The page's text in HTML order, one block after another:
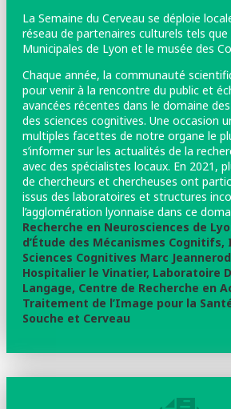
La Semaine du Cerveau se déploie
réseau de partenaires culturels tels
Municipales de Lyon et le musée des
Chaque année, la communauté
pour venir à la rencontre du public et
avancées récentes dans le domaine
des sciences cognitives. Une occasion
multiples facettes de notre organe le
s’informer sur les actualités de la
avec des spécialistes locaux. En 2021,
de chercheurs et chercheuses ont
issus des laboratoires et structures
l’agglomération lyonnaise dans ce
Recherche en Neurosciences de
d’Étude des Mécanismes Cognitifs,
Sciences Cognitives Marc
Hospitalier le Vinatier, Laboratoire
Langage, Centre de Recherche en
Traitement de l’Image pour la
Souche et Cerveau